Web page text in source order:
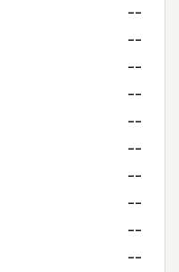
--
--
--
--
--
--
--
--
--
--